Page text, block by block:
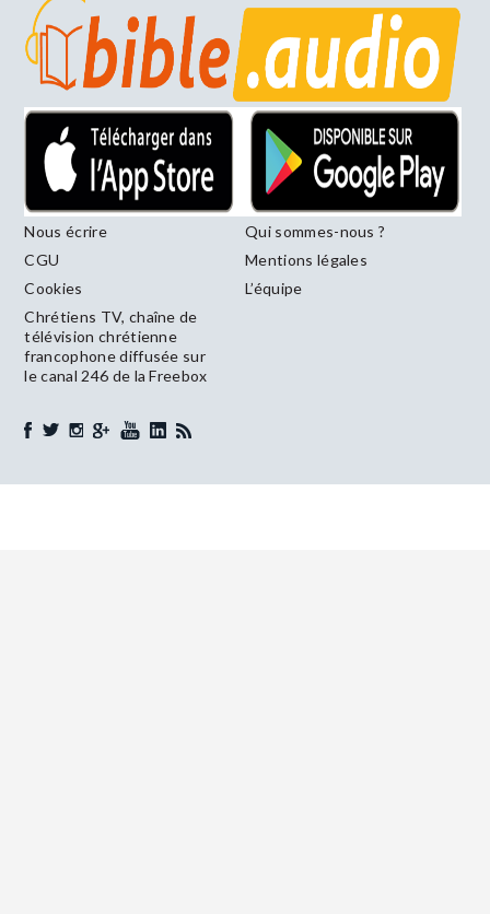
Nous écrire
Qui sommes-nous ?
CGU
Mentions légales
Cookies
L’équipe
Chrétiens TV, chaîne de
télévision chrétienne
francophone diffusée sur
le canal 246 de la Freebox